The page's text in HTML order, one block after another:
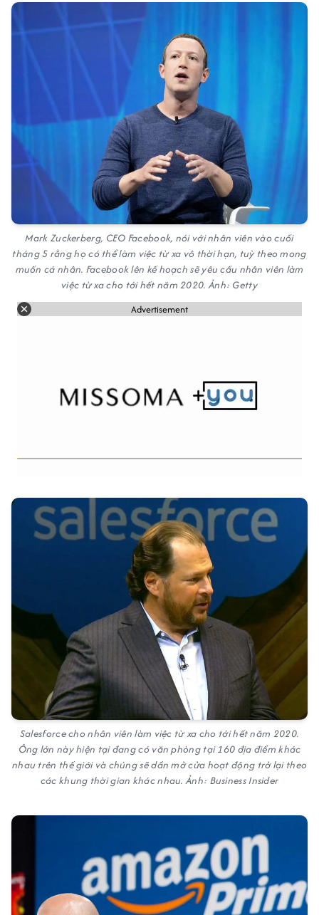
Mark Zuckerberg, CEO Facebook, nói với nhân viên vào cuối
tháng 5 rằng họ có thể làm việc từ xa vô thời hạn, tuỳ theo mong
muốn cá nhân. Facebook lên kế hoạch sẽ yêu cầu nhân viên làm
việc từ xa cho tới hết năm 2020. Ảnh: Getty
Advertisement
Salesforce cho nhân viên làm việc từ xa cho tới hết năm 2020.
Ông lớn này hiện tại đang có văn phòng tại 160 địa điểm khác
nhau trên thế giới và chúng sẽ dần mở cửa hoạt động trở lại theo
các khung thời gian khác nhau. Ảnh: Business Insider